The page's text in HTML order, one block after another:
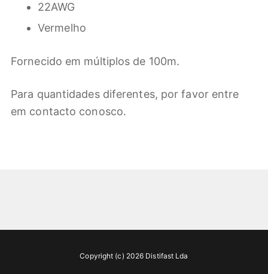
22AWG
Vermelho
Fornecido em múltiplos de 100m.
Para quantidades diferentes, por favor entre
em contacto conosco.
Copyright (c) 2026 Distifast Lda